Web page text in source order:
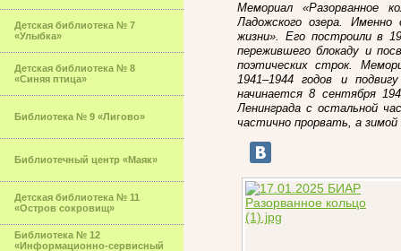
Детская библиотека № 7
«Улыбка»
Детская библиотека № 8
«Синяя птица»
Библиотека № 9 «Лигово»
Библиотечный центр «Маяк»
Детская библиотека № 11
«Остров сокровищ»
Библиотека № 12
«Информационно-сервисный
Мемориал «Разорванное
Ладожского озера. Именно
жизни». Его построили в
пережившего блокаду и
поэтических строк.
1941–1944 годов и
начинается 8 сентября
Ленинграда с остальной
частично прорвать, а